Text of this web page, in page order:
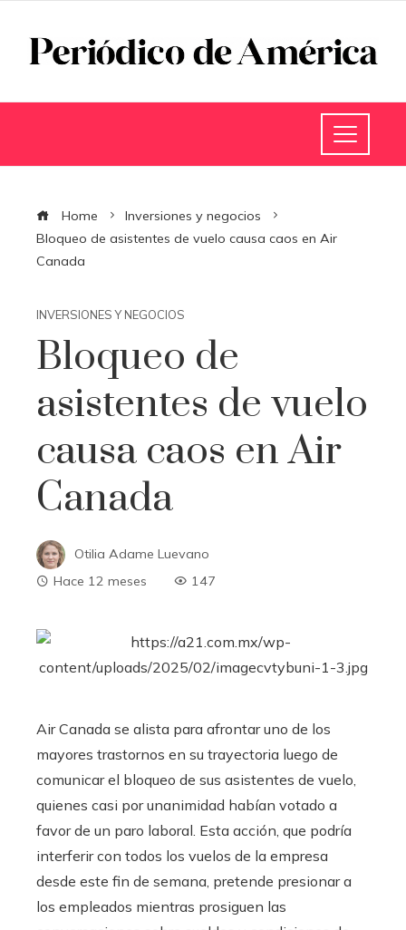
Home
Inversiones y negocios
Bloqueo de asistentes de vuelo causa caos en Air
Canada
INVERSIONES Y NEGOCIOS
Bloqueo de
asistentes de vuelo
causa caos en Air
Canada
Otilia Adame Luevano
Hace 12 meses
147
Air Canada se alista para afrontar uno de los
mayores trastornos en su trayectoria luego de
comunicar el bloqueo de sus asistentes de vuelo,
quienes casi por unanimidad habían votado a
favor de un paro laboral. Esta acción, que podría
interferir con todos los vuelos de la empresa
desde este fin de semana, pretende presionar a
los empleados mientras prosiguen las